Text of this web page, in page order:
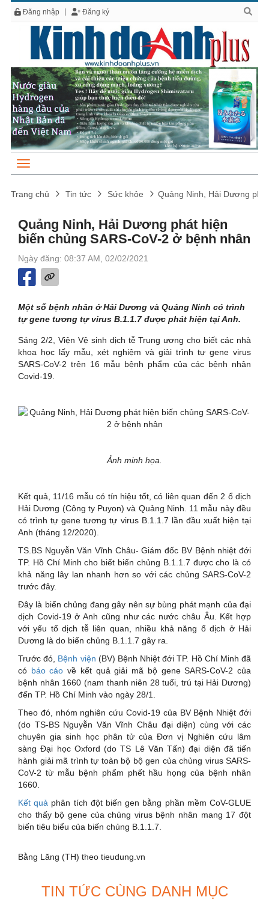
Đăng nhập Đăng ký
Trang chủ Tin tức Sức khỏe Quảng Ninh, Hải Dương
Quảng Ninh, Hải Dương phát hiện
biến chủng SARS-CoV-2 ở bệnh nhân
Ngày đăng: 08:37 AM, 02/02/2021
Một số bệnh nhân ở Hải Dương và Quảng Ninh có trình
tự gene tương tự virus B.1.1.7 được phát hiện tại Anh.
Sáng 2/2, Viện Vệ sinh dịch tễ Trung ương cho biết các nhà
khoa học lấy mẫu, xét nghiệm và giải trình tự gene virus
SARS-CoV-2 trên 16 mẫu bệnh phẩm của các bệnh nhân
Covid-19.
Ảnh minh họa.
Kết quả, 11/16 mẫu có tín hiệu tốt, có liên quan đến 2 ổ dịch
Hải Dương (Công ty Puyon) và Quảng Ninh. 11 mẫu này đều
có trình tự gene tương tự virus B.1.1.7 lần đầu xuất hiện tại
Anh (tháng 12/2020).
TS.BS Nguyễn Văn Vĩnh Châu- Giám đốc BV Bệnh nhiệt đới
TP. Hồ Chí Minh cho biết biến chủng B.1.1.7 được cho là có
khả năng lây lan nhanh hơn so với các chủng SARS-CoV-2
trước đây.
Đây là biến chủng đang gây nên sự bùng phát mạnh của đại
dịch Covid-19 ở Anh cũng như các nước châu Âu. Kết hợp
với yếu tố dịch tễ liên quan, nhiều khả năng ổ dịch ở Hải
Dương là do biến chủng B.1.1.7 gây ra.
Trước đó, Bệnh viện (BV) Bệnh Nhiệt đới TP. Hồ Chí Minh đã
có báo cáo về kết quả giải mã bộ gene SARS-CoV-2 của
bệnh nhân 1660 (nam thanh niên 28 tuổi, trú tại Hải Dương)
đến TP. Hồ Chí Minh vào ngày 28/1.
Theo đó, nhóm nghiên cứu Covid-19 của BV Bệnh Nhiệt đới
(do TS-BS Nguyễn Văn Vĩnh Châu đại diện) cùng với các
chuyên gia sinh học phân tử của Đơn vị Nghiên cứu lâm
sàng Đại học Oxford (do TS Lê Văn Tấn) đại diện đã tiến
hành giải mã trình tự toàn bộ bộ gen của chủng virus SARS-
CoV-2 từ mẫu bệnh phẩm phết hầu họng của bệnh nhân
1660.
Kết quả phân tích đột biến gen bằng phần mềm CoV-GLUE
cho thấy bộ gene của chủng virus bệnh nhân mang 17 đột
biến tiêu biểu của biến chủng B.1.1.7.
Bằng Lăng (TH) theo tieudung.vn
TIN TỨC CÙNG DANH MỤC